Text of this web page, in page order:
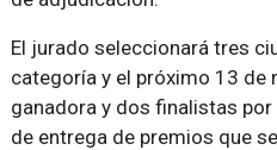
El jurado seleccionará tres
categoría y el próximo 13 de
ganadora y dos finalistas
de entrega de premios que